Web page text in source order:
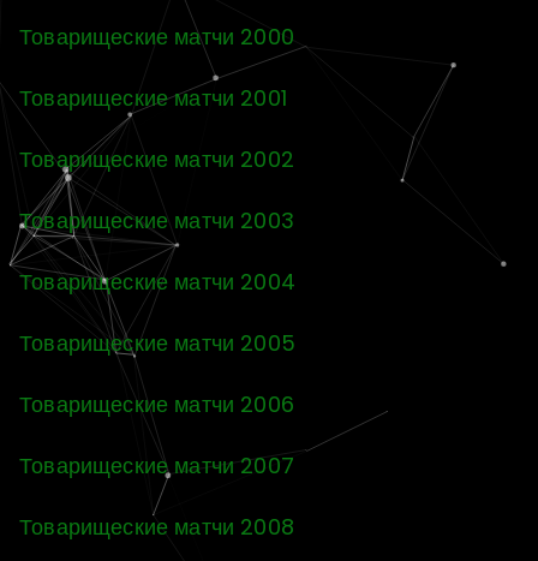
Товарищеские матчи 2000
Товарищеские матчи 2001
Товарищеские матчи 2002
Товарищеские матчи 2003
Товарищеские матчи 2004
Товарищеские матчи 2005
Товарищеские матчи 2006
Товарищеские матчи 2007
Товарищеские матчи 2008